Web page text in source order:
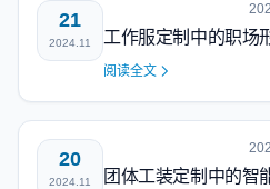
21
2024.11 工作服定制中的职场
阅读全文
20
2024.11 团体工装定制中的智